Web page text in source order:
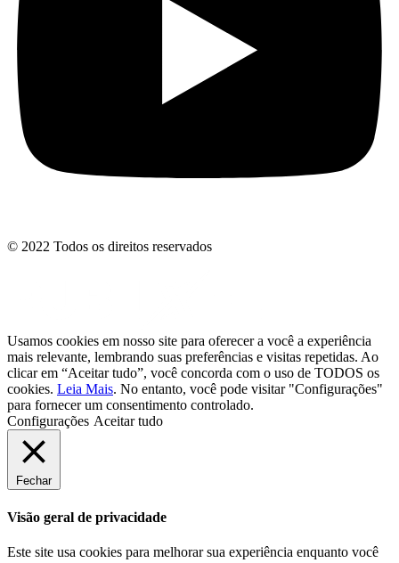
© 2022 Todos os direitos reservados
Usamos cookies em nosso site para oferecer a você a experiência
mais relevante, lembrando suas preferências e visitas repetidas. Ao
clicar em “Aceitar tudo”, você concorda com o uso de TODOS os
cookies. Leia Mais. No entanto, você pode visitar "Configurações"
para fornecer um consentimento controlado.
Configurações Aceitar tudo
Fechar
Visão geral de privacidade
Este site usa cookies para melhorar sua experiência enquanto você